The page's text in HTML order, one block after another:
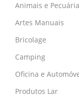
Animais e Pecuária
Artes Manuais
Bricolage
Camping
Oficina e
Produtos Lar